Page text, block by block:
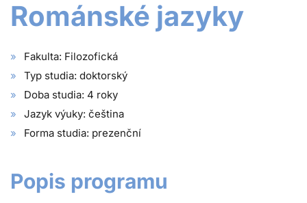
Románské jazyky
Fakulta: Filozofická
Typ studia: doktorský
Doba studia: 4 roky
Jazyk výuky: čeština
Forma studia: prezenční
Popis programu